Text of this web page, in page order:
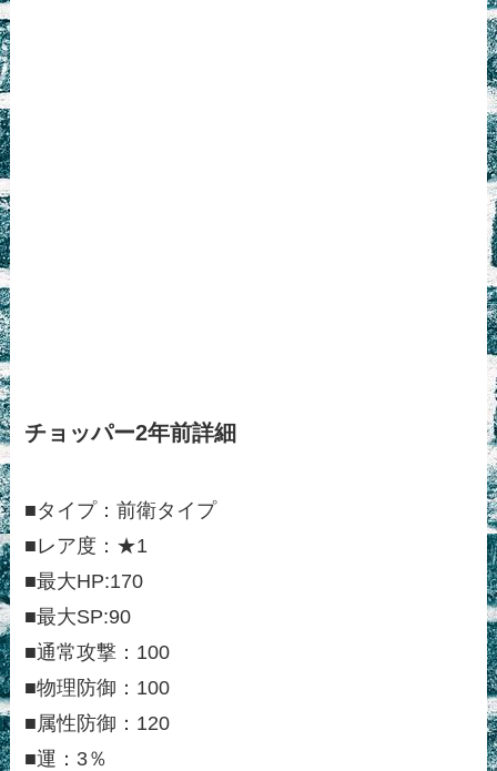
チョッパー2年前詳細
■タイプ：前衛タイプ
■レア度：★1
■最大HP:170
■最大SP:90
■通常攻撃：100
■物理防御：100
■属性防御：120
■運：3％